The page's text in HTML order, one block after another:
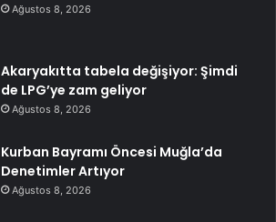
Ağustos 8, 2026
Akaryakıtta tabela değişiyor: Şimdi
de LPG’ye zam geliyor
Ağustos 8, 2026
Kurban Bayramı Öncesi Muğla’da
Denetimler Artıyor
Ağustos 8, 2026